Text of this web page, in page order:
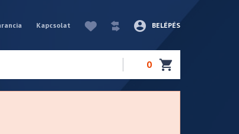
Kapcsolat BELÉPÉS
0